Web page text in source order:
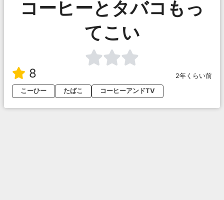
コーヒーとタバコもっ
てこい
8
2年くらい前
こーひー
たばこ コーヒーアンドTV